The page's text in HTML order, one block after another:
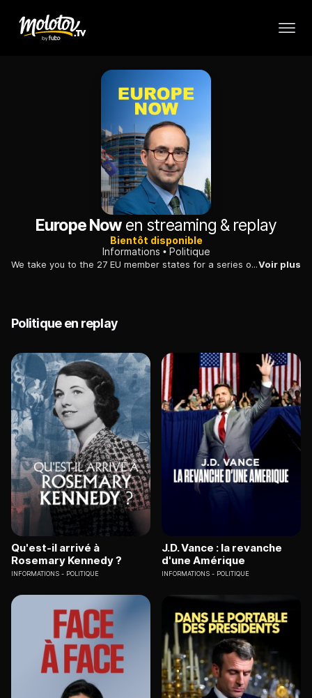
Europe Now en streaming & replay
Bientôt disponible
Informations
Politique
We take you to the 27 EU member states for a series of exclusive reports and interviews with local MEPs. Produced in partnership with the European ...Voir plus
Politique en replay
Qu'est-il arrivé à
Rosemary Kennedy ?
INFORMATIONS POLITIQUE
J.D. Vance : la revanche
d'une Amérique
INFORMATIONS POLITIQUE